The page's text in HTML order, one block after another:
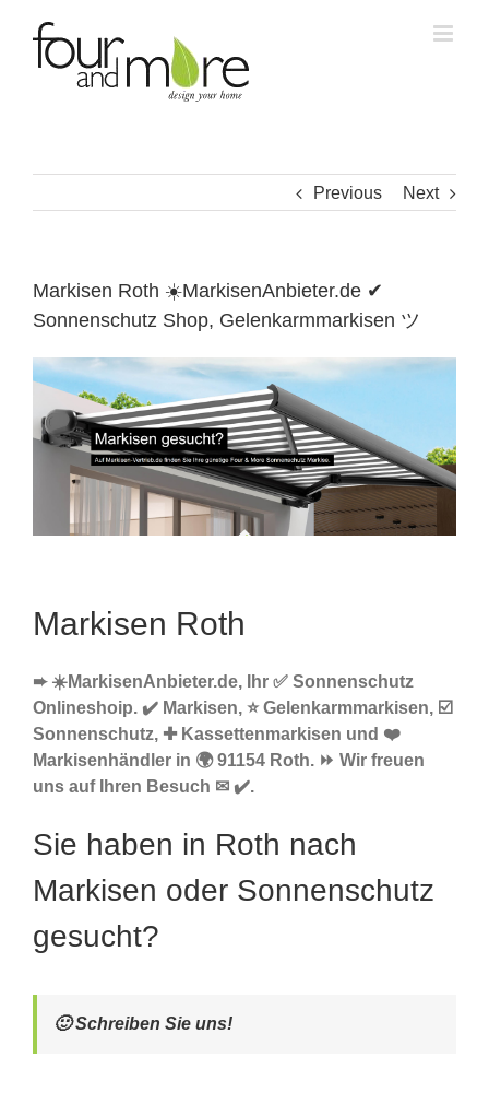
content
Previous Next
Markisen Roth ☀️MarkisenAnbieter.de ✔
Sonnenschutz Shop, Gelenkarmmarkisen ツ
Markisen Roth
➨ ☀️MarkisenAnbieter.de, Ihr ✅ Sonnenschutz
Onlineshoip. ✔️ Markisen, ⭐ Gelenkarmmarkisen, ☑️
Sonnenschutz, ✚ Kassettenmarkisen und ❤️
Markisenhändler in 🌍 91154 Roth. ⏩ Wir freuen
uns auf Ihren Besuch ✉ ✔️.
Sie haben in Roth nach
Markisen oder Sonnenschutz
gesucht?
🙂 Schreiben Sie uns!